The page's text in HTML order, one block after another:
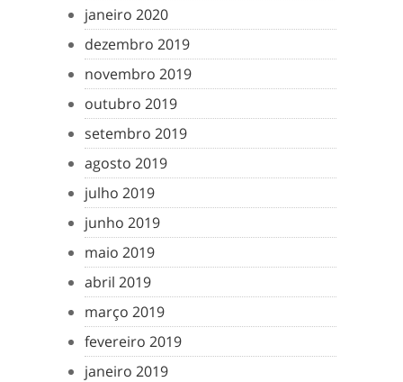
janeiro 2020
dezembro 2019
novembro 2019
outubro 2019
setembro 2019
agosto 2019
julho 2019
junho 2019
maio 2019
abril 2019
março 2019
fevereiro 2019
janeiro 2019